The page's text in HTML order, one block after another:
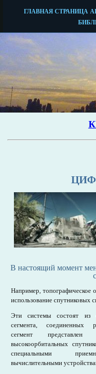
В настоящий момент
Например, топографическое
использование спутниковых
Эти системы состоят из
сегмента, соединенных
сегмент представлен
высокоорбитальных
специальными
вычислительными